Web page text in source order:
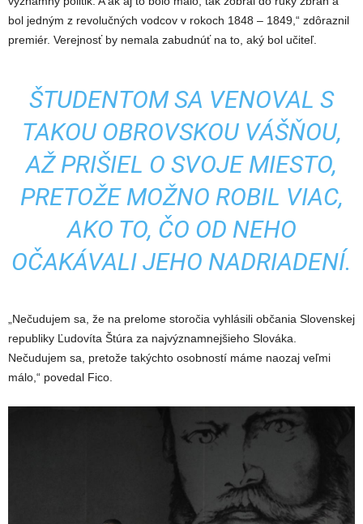
bol jedným z revolučných vodcov v rokoch 1848 – 1849,“ zdôraznil
premiér. Verejnosť by nemala zabudnúť na to, aký bol učiteľ.
ŠTUDENTOM SA VENOVAL S
TAKOU OBROVSKOU VÁŠŇOU,
AŽ PRIŠIEL O SVOJE MIESTO,
PRETOŽE MOŽNO ROBIL VIAC,
AKO TO, ČO OD NEHO
OČAKÁVALI JEHO NADRIADENÍ.
„Nečudujem sa, že na prelome storočia vyhlásili občania Slovenskej
republiky Ľudovíta Štúra za najvýznamnejšieho Slováka.
Nečudujem sa, pretože takýchto osobností máme naozaj veľmi
málo,“ povedal Fico.